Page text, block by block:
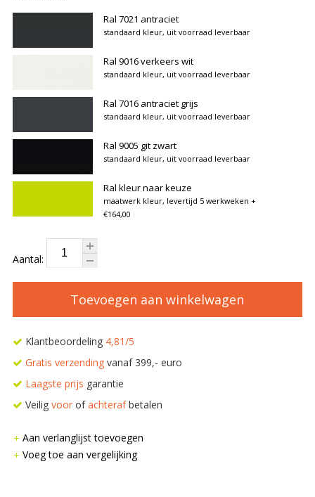
Ral 7021 antraciet
standaard kleur, uit voorraad leverbaar
Ral 9016 verkeers wit
standaard kleur, uit voorraad leverbaar
Ral 7016 antraciet grijs
standaard kleur, uit voorraad leverbaar
Ral 9005 git zwart
standaard kleur, uit voorraad leverbaar
Ral kleur naar keuze
maatwerk kleur, levertijd 5 werkweken +
€164,00
Aantal:
Toevoegen aan winkelwagen
Klantbeoordeling 4,81/5
Gratis verzendingvanaf 399,- euro
Laagste prijs garantie
Veilig voorofachterafbetalen
Aan verlanglijst toevoegen
Voeg toe aan vergelijking